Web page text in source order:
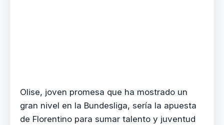
Olise, joven promesa que ha mostrado un
gran nivel en la Bundesliga, sería la apuesta
de Florentino para sumar talento y juventud